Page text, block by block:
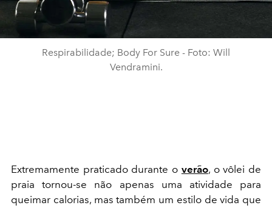
Respirabilidade; Body For Sure - Foto: Will
Vendramini.
Extremamente praticado durante o verão, o vôlei de
praia tornou-se não apenas uma atividade para
queimar calorias, mas também um estilo de vida que